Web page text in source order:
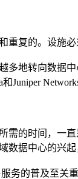
重复的。设施
多地转向数据
Juniper
的时间，一直
数据中心的兴
务的普及至关